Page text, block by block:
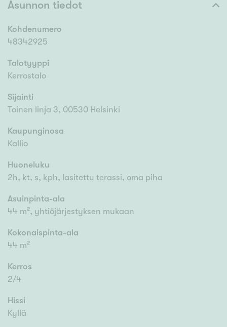
Asunnon tiedot
Kohdenumero
48342925
Talotyyppi
Kerrostalo
Sijainti
Toinen linja 3, 00530 Helsinki
Kaupunginosa
Kallio
Huoneluku
2h, kt, s, kph, lasitettu terassi, oma piha
Asuinpinta-ala
44 m², yhtiöjärjestyksen mukaan
Kokonaispinta-ala
44 m²
Kerros
2/4
Hissi
Kyllä